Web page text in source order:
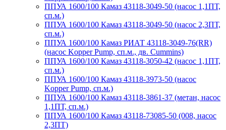
ППУА 1600/100 Камаз 43118-3049-50 (насос 1,1ПТ,
сп.м.)
ППУА 1600/100 Камаз 43118-3049-50 (насос 2,3ПТ,
сп.м.)
ППУА 1600/100 Камаз РИАТ 43118-3049-76(RR)
(насос Kopper Pump, сп.м., дв. Cummins)
ППУА 1600/100 Камаз 43118-3050-42 (насос 1,1ПТ,
сп.м.)
ППУА 1600/100 Камаз 43118-3973-50 (насос
Kopper Pump, сп.м.)
ППУА 1600/100 Камаз 43118-3861-37 (метан, насос
1,1ПТ, сп.м.)
ППУА 1600/100 Камаз 43118-73085-50 (008, насос
2,3ПТ)